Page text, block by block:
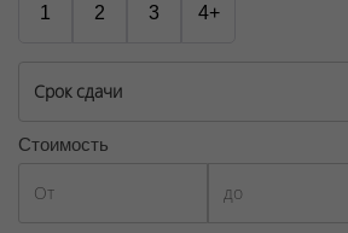
1 2 3 4+
Срок сдачи
Стоимость